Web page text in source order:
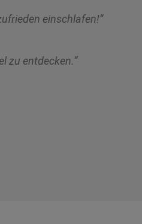
einschlafen!“
zu entdecken.“